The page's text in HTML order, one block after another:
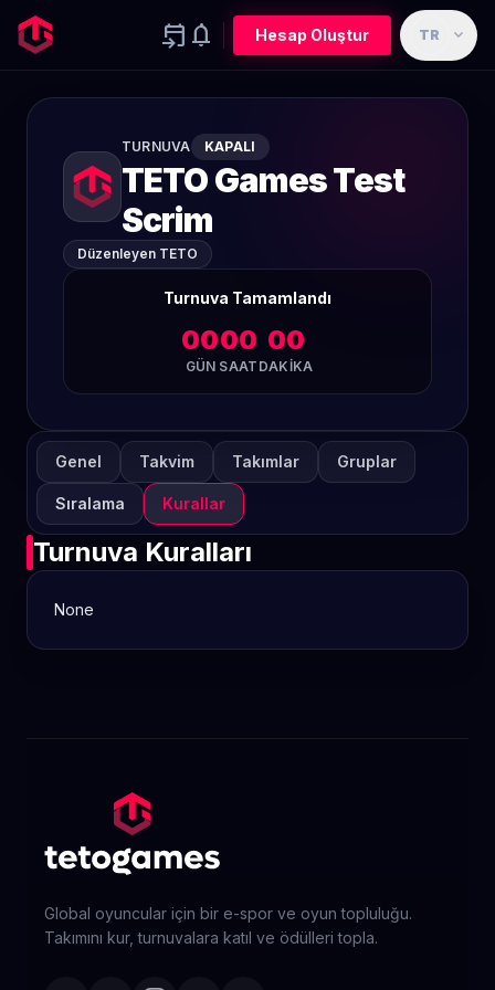
event_upcoming notifications Hesap Oluştur TR expand_more
TURNUVA KAPALI
TETO Games Test
Scrim
Düzenleyen TETO
Turnuva Tamamlandı
00
GÜN
00
SAAT
00
DAKIKA
Genel Takvim Takımlar Gruplar
Sıralama Kurallar
Turnuva Kuralları
None
Global oyuncular için bir e-spor ve oyun topluluğu.
Takımını kur, turnuvalara katıl ve ödülleri topla.